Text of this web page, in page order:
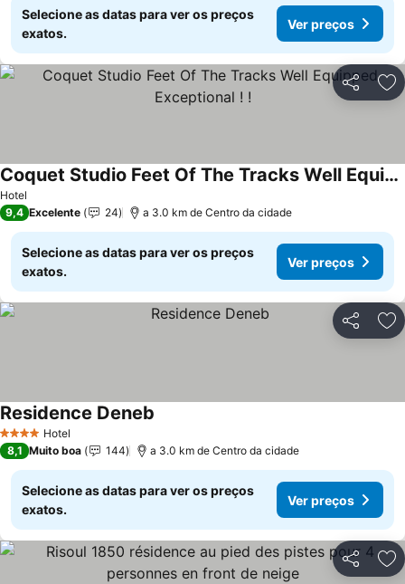
Selecione as datas para ver os preços
exatos.
Ver preços
Partilhar
Hotel
Coquet Studio Feet Of The Tracks Well Equipped Exceptional ! !
9,4 Excelente 24 a 3.0 km de Centro da cidade
Selecione as datas para ver os preços
exatos.
Ver preços
Partilhar
4 EstrelasHotel
Residence Deneb
8,1 Muito boa 144 a 3.0 km de Centro da cidade
Selecione as datas para ver os preços
exatos.
Ver preços
Partilhar